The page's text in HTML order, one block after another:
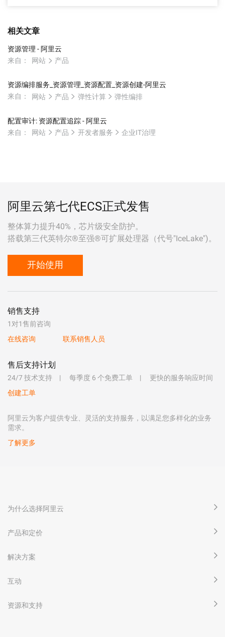
相关文章
资源管理 - 阿里云
来自：
网站 产品
资源编排服务_资源管理_资源配置_资源创建-阿里云
来自：
网站 产品 弹性计算 弹性编排
配置审计: 资源配置追踪 - 阿里云
来自：
网站 产品 开发者服务 企业IT治理
阿里云第七代ECS正式发售
整体算力提升40%，芯片级安全防护。
搭载第三代英特尔®至强®可扩展处理器（代号"IceLake")。
开始使用
销售支持
1对1售前咨询
在线咨询
联系销售人员
售后支持计划
24/7 技术支持 每季度 6 个免费工单
更快的服务响应时间
创建工单
阿里云为客户提供专业、灵活的支持服务，以满足您多样化的业务
需求。
了解更多
为什么选择阿里云
产品和定价
解决方案
互动
资源和支持